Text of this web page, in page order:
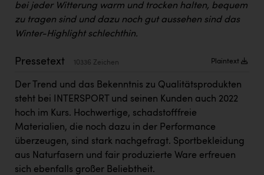
KEBA
KIWI Kinderwunsch Institut Dr. Loimer
Kremsmüller Anlagenbau GmbH
Maximarkt
Oldtimer Raststationen und Motorhotels
Österreichischer Kachelofenverband
bei jeder Witterung warm und trocken halten, bequem
zu tragen sind und dazu noch gut aussehen sind das
Winter-Highlight schlechthin.
Pressetext 10336 Zeichen Plaintext
Der Trend und das Bekenntnis zu Qualitätsprodukten
steht bei INTERSPORT und seinen Kunden auch 2022
hoch im Kurs. Hochwertige, schadstofffreie
Materialien, die noch dazu in der Performance
überzeugen, sind stark nachgefragt. Sportbekleidung
aus Naturfasern und fair produzierte Ware erfreuen
sich ebenfalls großer Beliebtheit.